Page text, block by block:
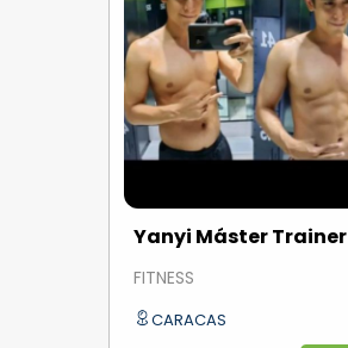
Yanyi Máster Trainer
FITNESS
CARACAS